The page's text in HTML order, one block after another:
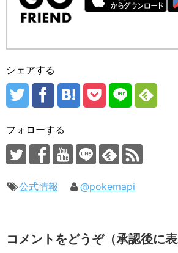
シェアする
フォローする
公式情報 @pokemapi
コメントをどうぞ（承認後に表